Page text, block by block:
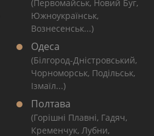
(Первомайськ, Новий Буг,
Южноукраїнськ,
Вознесенськ...)
Одеса
(Білгород-Дністровський,
Чорноморськ, Подільськ,
Ізмаїл...)
Полтава
(Горішні Плавні, Гадяч,
Кременчук, Лубни,